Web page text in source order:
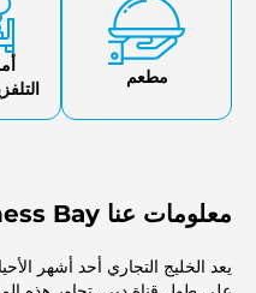
مطعم
معلومات عنا Business Bay
يعد الخليج التجاري أحد أشهر